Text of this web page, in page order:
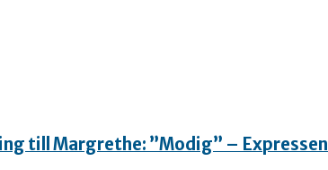
till Margrethe: ”Modig” – Expressen